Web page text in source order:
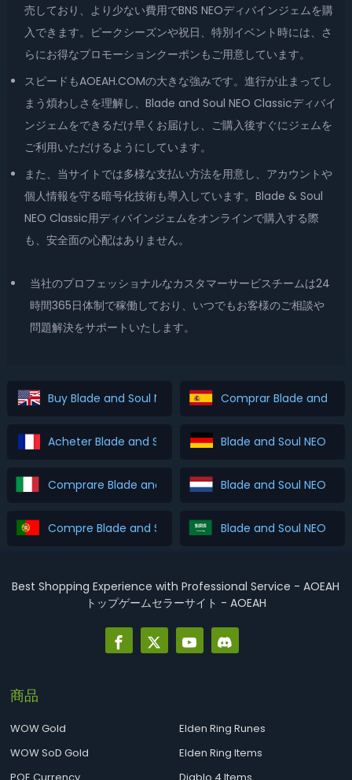
売しており、より少ない費用でBNS NEOディバインジェムを購
入できます。ピークシーズンや祝日、特別イベント時には、さ
らにお得なプロモーションクーポンもご用意しています。
スピードもAOEAH.COMの大きな強みです。進行が止まってし
まう煩わしさを理解し、Blade and Soul NEO Classicディバイ
ンジェムをできるだけ早くお届けし、ご購入後すぐにジェムを
ご利用いただけるようにしています。
また、当サイトでは多様な支払い方法を用意し、アカウントや
個人情報を守る暗号化技術も導入しています。Blade & Soul
NEO Classic用ディバインジェムをオンラインで購入する際
も、安全面の心配はありません。
当社のプロフェッショナルなカスタマーサービスチームは24
時間365日体制で稼働しており、いつでもお客様のご相談や
問題解決をサポートいたします。
Buy Blade and Soul NEO Classic Divine Gems
Comprar Blade and
Acheter Blade and Soul NEO Classic Divine Gems
Blade and Soul NEO
Comprare Blade and Soul NEO Classic Divine Gems
Blade and Soul NEO
Compre Blade and Soul NEO Classic Divine Gems
Best Shopping Experience with Professional Service - AOEAH
トップゲームセラーサイト - AOEAH
商品
WOW Gold
WOW SoD Gold
Elden Ring Runes
Elden Ring Items